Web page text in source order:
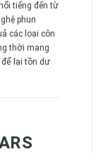
tiếng đến từ
phun
các loại côn
thời mang
để lại tồn dư